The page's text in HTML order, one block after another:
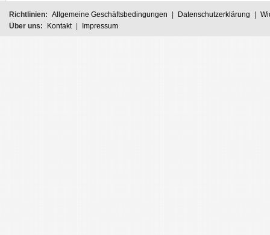
Richtlinien: Allgemeine Geschäftsbedingungen Datenschutzerklärung
Über uns:
Kontakt Impressum